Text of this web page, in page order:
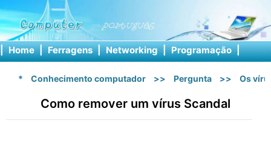
| Home | Ferragens | Networking | Programação |
* Conhecimento computador >> Pergunta >> Os
Como remover um vírus Scandal